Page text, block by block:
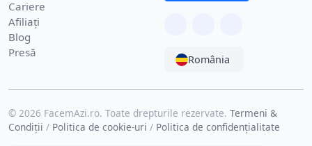
Cariere
Afiliați
Blog
Presă
România
© 2026 FacemAzi.ro. Toate drepturile rezervate. Termeni &
Condiții / Politica de cookie-uri / Politica de confidențialitate